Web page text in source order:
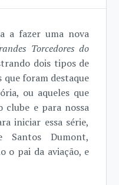
a fazer uma nova
Torcedores do
dois tipos de
foram destaque
ou aqueles que
clube e para nossa
iniciar essa série,
Santos Dumont,
o pai da aviação, e